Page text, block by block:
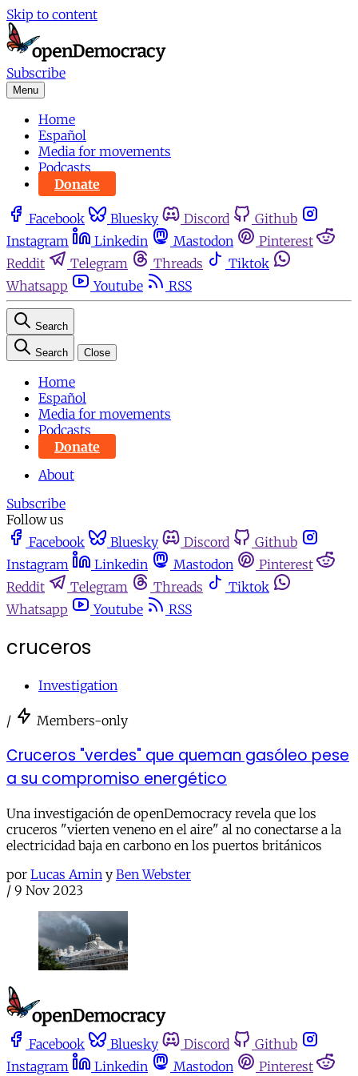
Skip to content
Subscribe
Menu
Home
Español
Media for movements
Podcasts
Donate
Facebook Bluesky Discord
Github
Instagram
Linkedin Mastodon
Pinterest
Reddit
Telegram Threads
Tiktok
Whatsapp
Youtube RSS
Search
Search Close
Home
Español
Media for movements
Podcasts
Donate
About
Subscribe
Follow us
Facebook
Bluesky Discord
Github
Instagram
Linkedin Mastodon
Pinterest
Reddit
Telegram Threads
Tiktok
Whatsapp
Youtube RSS
cruceros
Investigation
/ Members-only
Cruceros "verdes" que queman gasóleo pese
a su compromiso energético
Una investigación de openDemocracy revela que los
cruceros "vierten veneno en el aire" al no conectarse a la
electricidad baja en carbono en los puertos británicos
por Lucas Amin y Ben Webster
/ 9 Nov 2023
Facebook Bluesky Discord
Github
Instagram
Linkedin Mastodon Pinterest